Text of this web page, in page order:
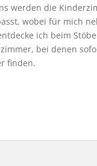
werden die
wobei für mich
ich beim
bei denen
finden.